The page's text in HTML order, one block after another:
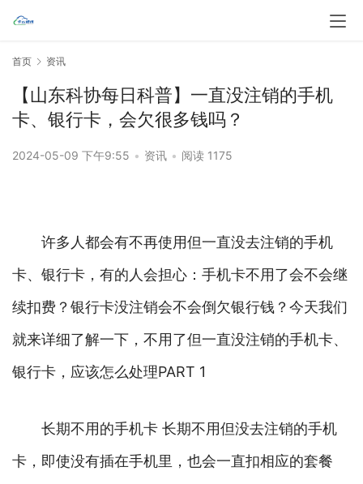
首页 资讯
【山东科协每日科普】一直没注销的手机
卡、银行卡，会欠很多钱吗？
2024-05-09 下午9:55 • 资讯 • 阅读 1175
许多人都会有不再使用但一直没去注销的手机
卡、银行卡，有的人会担心：手机卡不用了会不会继
续扣费？银行卡没注销会不会倒欠银行钱？今天我们
就来详细了解一下，不用了但一直没注销的手机卡、
银行卡，应该怎么处理PART 1
长期不用的手机卡 长期不用但没去注销的手机
卡，即使没有插在手机里，也会一直扣相应的套餐